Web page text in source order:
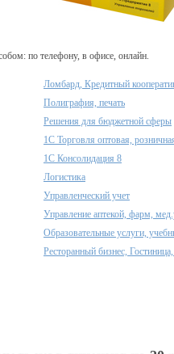
по телефону, в офисе, онлайн.
Ломбард, Кредитный
Полиграфия, печать
Решения для бюджетной сферы
1С Торговля оптовая,
1С Консолидация 8
Логистика
Управленческий учет
Управление аптекой, фарм,
Образовательные услуги,
Ресторанный бизнес,